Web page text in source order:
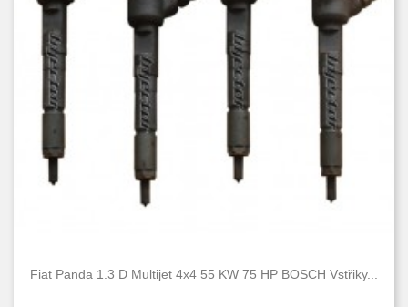
Fiat Panda 1.3 D Multijet 4x4 55 KW 75 HP BOSCH Vstřiky...